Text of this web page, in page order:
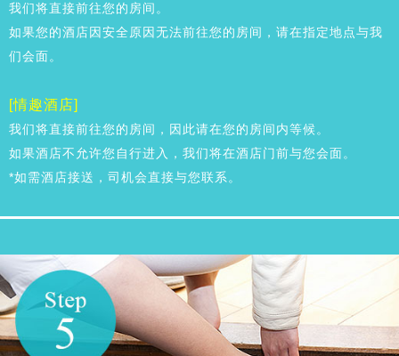
我们将直接前往您的房间。
如果您的酒店因安全原因无法前往您的房间，请在指定地点与我
们会面。
[情趣酒店]
我们将直接前往您的房间，因此请在您的房间内等候。
如果酒店不允许您自行进入，我们将在酒店门前与您会面。
*如需酒店接送，司机会直接与您联系。